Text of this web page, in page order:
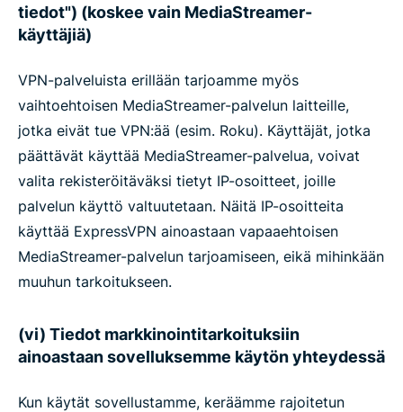
tiedot") (koskee vain MediaStreamer-
käyttäjiä)
VPN-palveluista erillään tarjoamme myös
vaihtoehtoisen MediaStreamer-palvelun laitteille,
jotka eivät tue VPN:ää (esim. Roku). Käyttäjät, jotka
päättävät käyttää MediaStreamer-palvelua, voivat
valita rekisteröitäväksi tietyt IP-osoitteet, joille
palvelun käyttö valtuutetaan. Näitä IP-osoitteita
käyttää ExpressVPN ainoastaan vapaaehtoisen
MediaStreamer-palvelun tarjoamiseen, eikä mihinkään
muuhun tarkoitukseen.
(vi) Tiedot markkinointitarkoituksiin
ainoastaan sovelluksemme käytön yhteydessä
Kun käytät sovellustamme, keräämme rajoitetun